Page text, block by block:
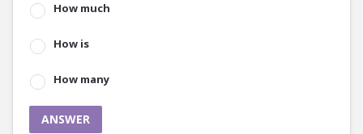
How much
How is
How many
ANSWER